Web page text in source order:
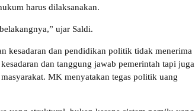
harus dilaksanakan.
ujar Saldi.
kesadaran dan pendidikan politik tidak menerima
dan tanggung jawab pemerintah tapi juga
MK menyatakan tegas politik uang